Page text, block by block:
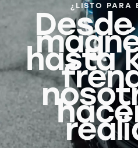
¿LISTO PARA
hasta